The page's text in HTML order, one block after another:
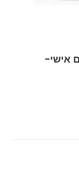
אישי-